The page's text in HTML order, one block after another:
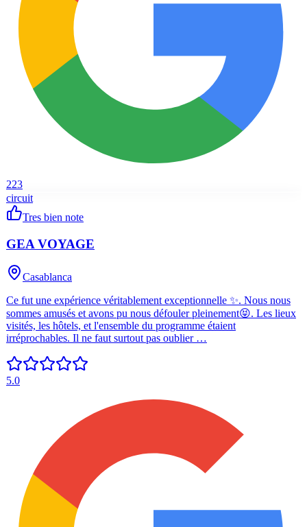
223
circuit
Tres bien note
GEA VOYAGE
Casablanca
Ce fut une expérience véritablement exceptionnelle ✨. Nous nous
sommes amusés et avons pu nous défouler pleinement😝. Les lieux
visités, les hôtels, et l'ensemble du programme étaient
irréprochables. Il ne faut surtout pas oublier …
5.0